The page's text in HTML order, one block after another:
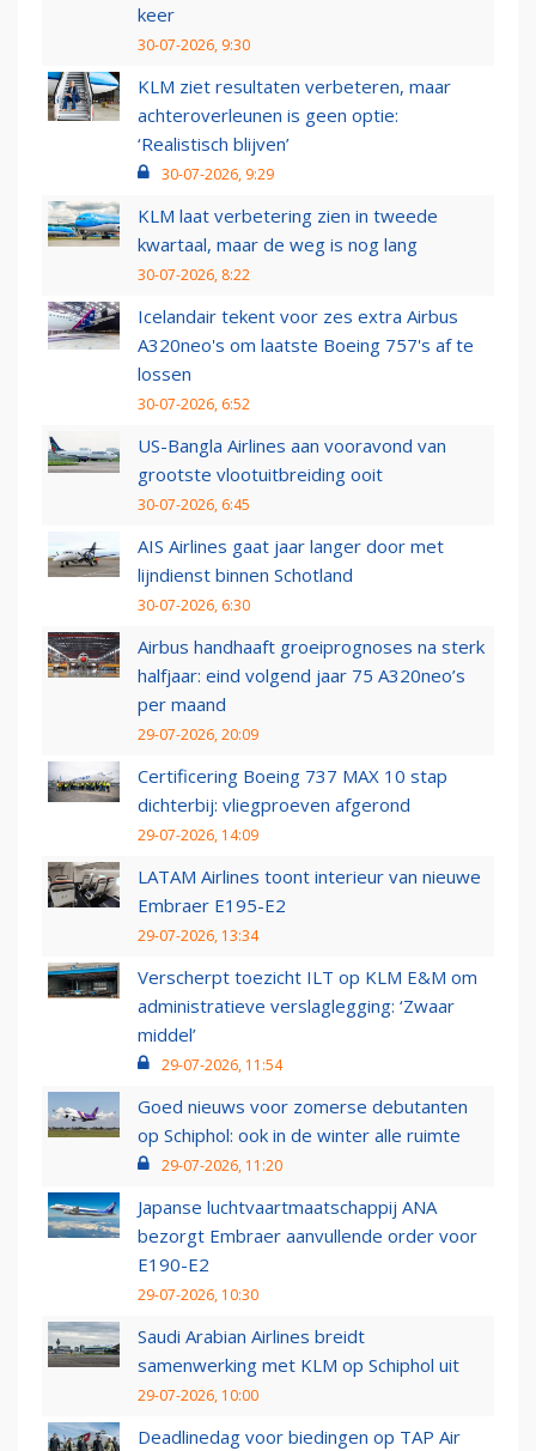
keer
30-07-2026, 9:30
KLM ziet resultaten verbeteren, maar
achteroverleunen is geen optie:
‘Realistisch blijven’
30-07-2026, 9:29
KLM laat verbetering zien in tweede
kwartaal, maar de weg is nog lang
30-07-2026, 8:22
Icelandair tekent voor zes extra Airbus
A320neo's om laatste Boeing 757's af te
lossen
30-07-2026, 6:52
US-Bangla Airlines aan vooravond van
grootste vlootuitbreiding ooit
30-07-2026, 6:45
AIS Airlines gaat jaar langer door met
lijndienst binnen Schotland
30-07-2026, 6:30
Airbus handhaaft groeiprognoses na sterk
halfjaar: eind volgend jaar 75 A320neo’s
per maand
29-07-2026, 20:09
Certificering Boeing 737 MAX 10 stap
dichterbij: vliegproeven afgerond
29-07-2026, 14:09
LATAM Airlines toont interieur van nieuwe
Embraer E195-E2
29-07-2026, 13:34
Verscherpt toezicht ILT op KLM E&M om
administratieve verslaglegging: ‘Zwaar
middel’
29-07-2026, 11:54
Goed nieuws voor zomerse debutanten
op Schiphol: ook in de winter alle ruimte
29-07-2026, 11:20
Japanse luchtvaartmaatschappij ANA
bezorgt Embraer aanvullende order voor
E190-E2
29-07-2026, 10:30
Saudi Arabian Airlines breidt
samenwerking met KLM op Schiphol uit
29-07-2026, 10:00
Deadlinedag voor biedingen op TAP Air